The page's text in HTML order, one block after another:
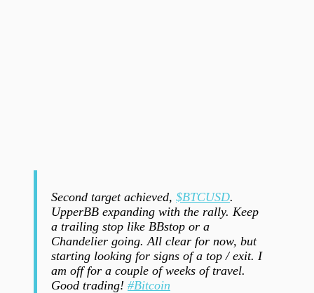
Second target achieved, $BTCUSD.
UpperBB expanding with the rally. Keep
a trailing stop like BBstop or a
Chandelier going. All clear for now, but
starting looking for signs of a top / exit. I
am off for a couple of weeks of travel.
Good trading! #Bitcoin